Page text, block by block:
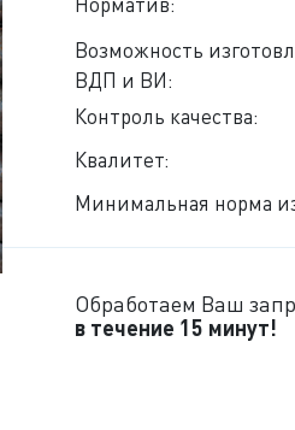
Возможность
ВДП и ВИ:
Контроль качества:
Квалитет:
Минимальная норма
Обработаем Ваш
в течение 15 минут!